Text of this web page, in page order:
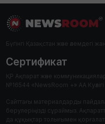
Бүгінгі Қазақстан және әлемдегі
Сертификат
ҚР Ақпарат және
№16544 «NewsRoom +» АА Куәлігі
Сайттағы материалдарды
берулеріңізді сұраймыз.
да құқықтар толығымен